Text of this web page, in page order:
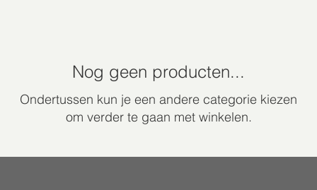
Nog geen producten...
Ondertussen kun je een andere categorie kiezen
om verder te gaan met winkelen.